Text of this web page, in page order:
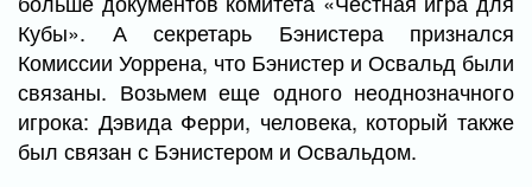
Кубы». А секретарь Бэнистера признался
Комиссии Уоррена, что Бэнистер и Освальд были
связаны. Возьмем еще одного неоднозначного
игрока: Дэвида Ферри, человека, который также
был связан с Бэнистером и Освальдом.